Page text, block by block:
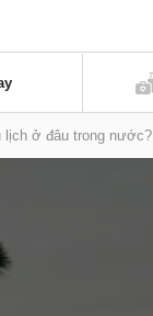
lịch ở đâu trong nước?